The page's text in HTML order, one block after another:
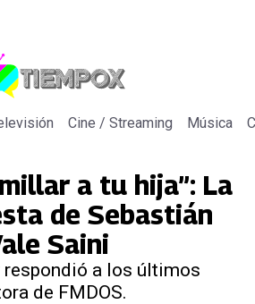
Cine / Streaming Música
a tu hija”: La
de Sebastián
Saini
respondió a los últimos
de FMDOS.